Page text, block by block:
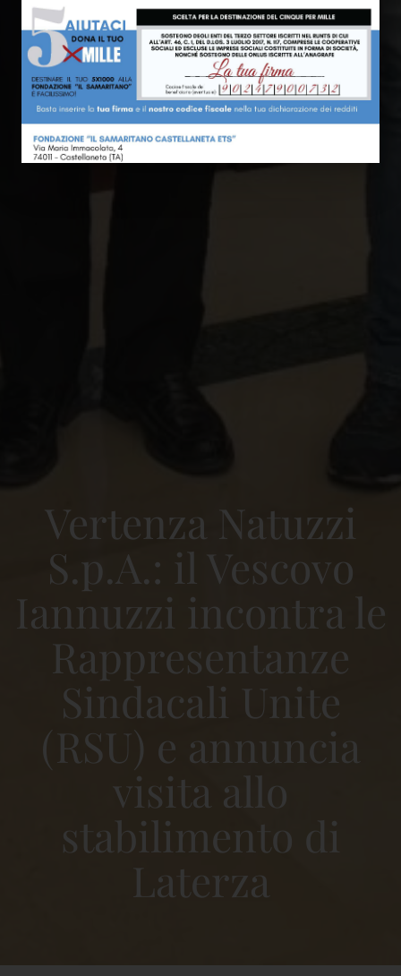
Vertenza Natuzzi
S.p.A.: il Vescovo
Iannuzzi incontra le
Rappresentanze
Sindacali Unite
(RSU) e annuncia
visita allo
stabilimento di
Laterza